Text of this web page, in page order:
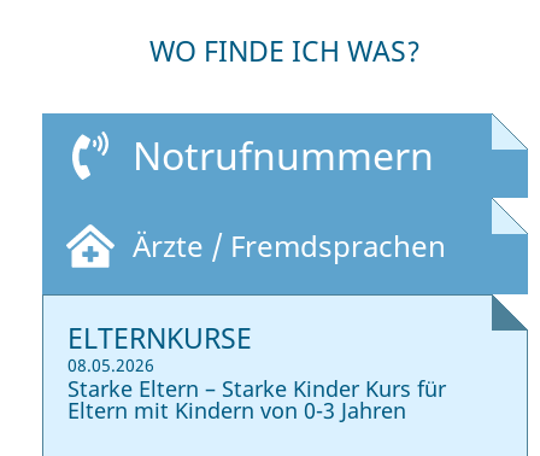
WO FINDE ICH WAS?
Notrufnummern
Ärzte / Fremdsprachen
ELTERNKURSE
08.05.2026
Starke Eltern – Starke Kinder Kurs für
Eltern mit Kindern von 0-3 Jahren